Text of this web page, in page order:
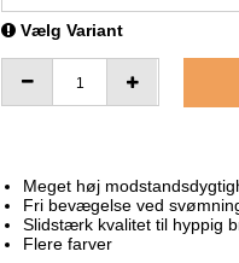
Vælg Variant
Meget høj
Fri bevægelse ved
Slidstærk kvalitet til hyppig
Flere farver